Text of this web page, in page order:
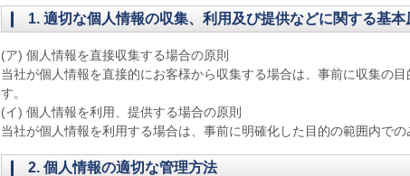
1. 適切な個人情報の収集、利用及び提供などに関する基本
(ア) 個人情報を直接収集する場合の原則
当社が個人情報を直接的にお客様から収集する場合は、事前に収集の
す。
(イ) 個人情報を利用、提供する場合の原則
当社が個人情報を利用する場合は、事前に明確化した目的の範囲内での
2. 個人情報の適切な管理方法